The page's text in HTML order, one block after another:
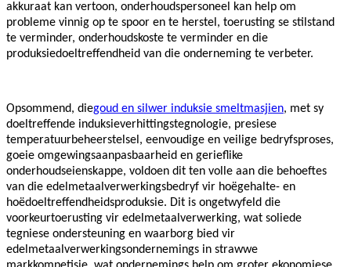
akkuraat kan vertoon, onderhoudspersoneel kan help om
probleme vinnig op te spoor en te herstel, toerusting se stilstand
te verminder, onderhoudskoste te verminder en die
produksiedoeltreffendheid van die onderneming te verbeter.
Opsommend, diegoud en silwer induksie smeltmasjien, met sy
doeltreffende induksieverhittingstegnologie, presiese
temperatuurbeheerstelsel, eenvoudige en veilige bedryfsproses,
goeie omgewingsaanpasbaarheid en gerieflike
onderhoudseienskappe, voldoen dit ten volle aan die behoeftes
van die edelmetaalverwerkingsbedryf vir hoëgehalte- en
hoëdoeltreffendheidsproduksie. Dit is ongetwyfeld die
voorkeurtoerusting vir edelmetaalverwerking, wat soliede
tegniese ondersteuning en waarborg bied vir
edelmetaalverwerkingsondernemings in strawwe